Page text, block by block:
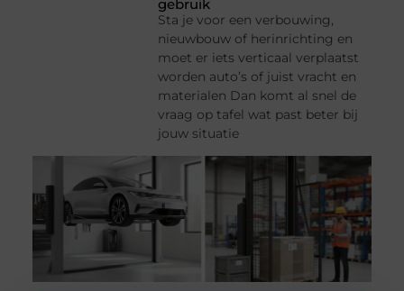
gebruik
Sta je voor een verbouwing,
nieuwbouw of herinrichting en
moet er iets verticaal verplaatst
worden auto’s of juist vracht en
materialen Dan komt al snel de
vraag op tafel wat past beter bij
jouw situatie